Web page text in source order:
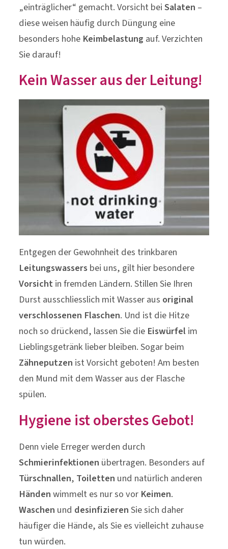
„einträglicher“ gemacht. Vorsicht beiSalaten –
diese weisen häufig durch Düngung eine
besonders hohe Keimbelastung auf. Verzichten
Sie darauf!
Kein Wasser aus der Leitung!
Entgegen der Gewohnheit des trinkbaren
Leitungswassers bei uns, gilt hier besondere
Vorsichtin fremden Ländern. Stillen Sie Ihren
Durst ausschliesslich mit Wasser aus original
verschlossenen Flaschen. Und ist die Hitze
noch so drückend, lassen Sie die Eiswürfelim
Lieblingsgetränk lieber bleiben. Sogar beim
Zähneputzen ist Vorsicht geboten! Am besten
den Mund mit dem Wasser aus der Flasche
spülen.
Hygiene ist oberstes Gebot!
Denn viele Erreger werden durch
Schmierinfektionen übertragen. Besonders auf
Türschnallen, Toiletten und natürlich anderen
Händenwimmelt es nur so vor Keimen.
Waschen und desinfizierenSie sich daher
häufiger die Hände, als Sie es vielleicht zuhause
tun würden.